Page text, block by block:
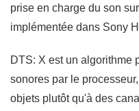
prise en charge du son
implémentée dans Sony
DTS: X est un algorithme
sonores par le
objets plutôt qu'à des